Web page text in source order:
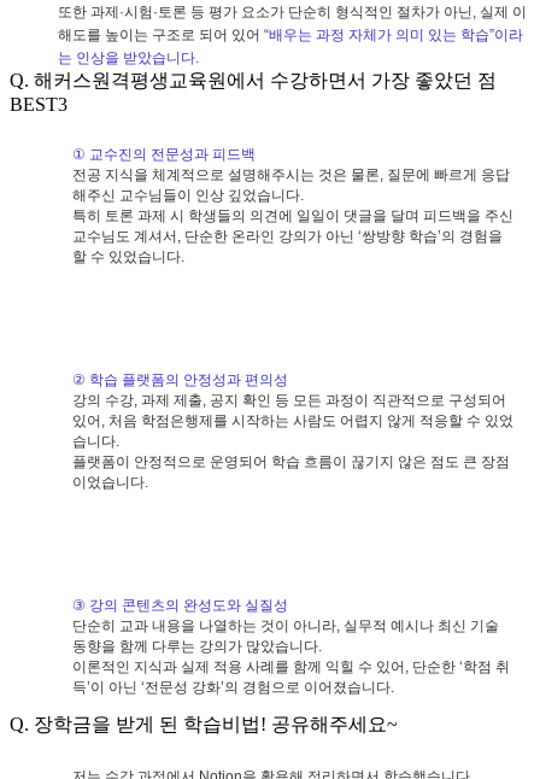
또한 과제 ·시험 ·토론 등 평가 요소가 단순히 형식적인 절차가 아닌 , 실제 이
해도를 높이는 구조로 되어 있어 “배우는 과정 자체가 의미 있는 학습”이라
는 인상을 받았습니다.
Q. 해커스원격평생교육원에서 수강하면서 가장 좋았던 점
BEST3
① 교수진의 전문성과 피드백
전공 지식을 체계적으로 설명해주시는 것은 물론, 질문에 빠르게 응답
해주신 교수님들이 인상 깊었습니다.
특히 토론 과제 시 학생들의 의견에 일일이 댓글을 달며 피드백을 주신
교수님도 계셔서 , 단순한 온라인 강의가 아닌 ‘쌍방향 학습’의 경험을
할 수 있었습니다.
② 학습 플랫폼의 안정성과 편의성
강의 수강, 과제 제출, 공지 확인 등 모든 과정이 직관적으로 구성되어
있어 , 처음 학점은행제를 시작하는 사람도 어렵지 않게 적응할 수 있었
습니다.
플랫폼이 안정적으로 운영되어 학습 흐름이 끊기지 않은 점도 큰 장점
이었습니다.
③ 강의 콘텐츠의 완성도와 실질성
단순히 교과 내용을 나열하는 것이 아니라, 실무적 예시나 최신 기술
동향을 함께 다루는 강의가 많았습니다.
이론적인 지식과 실제 적용 사례를 함께 익힐 수 있어 , 단순한‘학점 취
득’이 아닌 ‘전문성 강화’의 경험으로 이어졌습니다.
Q. 장학금을 받게 된 학습비법! 공유해주세요~